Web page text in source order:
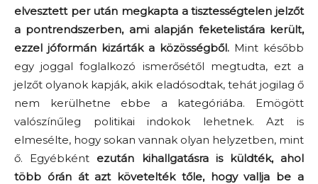
elvesztett per után megkapta a tisztességtelen jelzőt
a pontrendszerben, ami alapján feketelistára került,
ezzel jóformán kizárták a közösségből. Mint később
egy joggal foglalkozó ismerősétől megtudta, ezt a
jelzőt olyanok kapják, akik eladósodtak, tehát jogilag ő
nem kerülhetne ebbe a kategóriába. Emögött
valószínűleg politikai indokok lehetnek. Azt is
elmesélte, hogy sokan vannak olyan helyzetben, mint
ő. Egyébként ezután kihallgatásra is küldték, ahol
több órán át azt követelték tőle, hogy vallja be a